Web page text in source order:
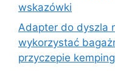
wskazówki
Adapter do dyszla
wykorzystać
przyczepie